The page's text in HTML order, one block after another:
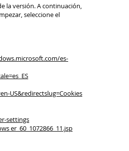
la versión. A continuación,
seleccione el
es-
US&redirectslug=Cookies
settings
er_60_1072866_11.jsp